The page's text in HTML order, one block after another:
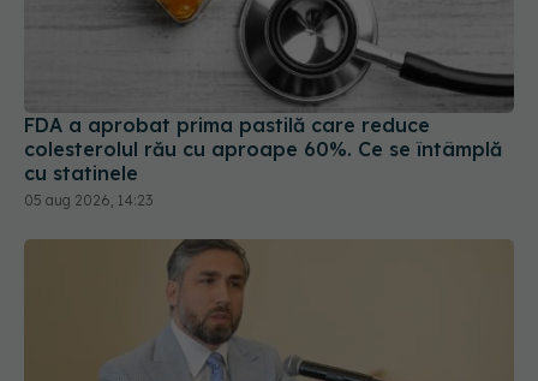
FDA a aprobat prima pastilă care reduce
colesterolul rău cu aproape 60%. Ce se întâmplă
cu statinele
05 aug 2026, 14:23